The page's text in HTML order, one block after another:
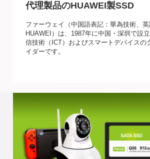
代理製品のHUAWEI製SSD
ファーウェイ（中国語表記：華為技術、英
HUAWEI）は、1987年に中国・深圳で設
信技術（ICT）およびスマートデバイスの
イダーです。